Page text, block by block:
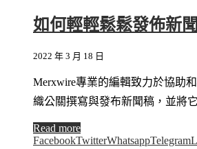
如何輕輕鬆鬆發佈新
2022 年 3 月 18 日
Merxwire專業的編輯致力於協助
織公關撰寫與發布新聞稿，並將
Read more
FacebookTwitterWhatsappTelegram